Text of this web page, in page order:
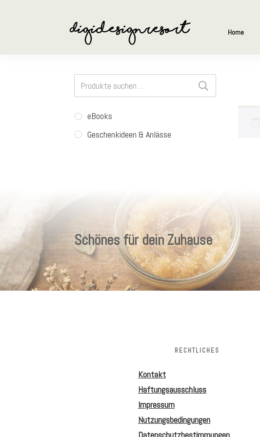
Home
Suchen
nach:
eBooks
Geschenkideen & Anlässe
Schönes für dein Zuhause
RECHTLICHES
Kontakt
Haftungsausschluss
Impressum
Nutzungsbedingungen